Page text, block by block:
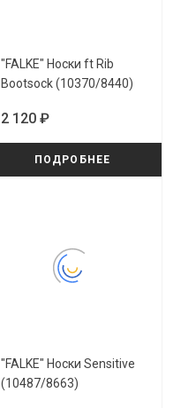
"FALKE" Носки ft Rib
Bootsock (10370/8440)
2 120 ₽
ПОДРОБНЕЕ
"FALKE" Носки Sensitive
(10487/8663)